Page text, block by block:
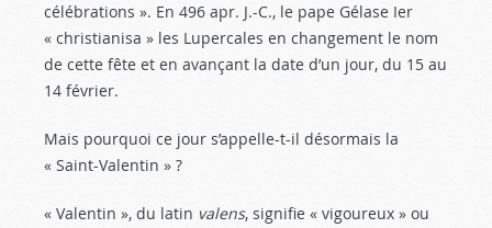
célébrations ». En 496 apr. J.-C., le pape Gélase Ier
« christianisa » les Lupercales en changement le nom
de cette fête et en avançant la date d’un jour, du 15 au
14 février.
Mais pourquoi ce jour s’appelle-t-il désormais la
« Saint-Valentin » ?
« Valentin », du latin valens, signifie « vigoureux » ou